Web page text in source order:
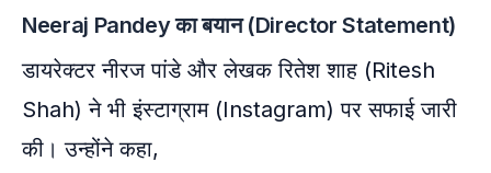
Neeraj Pandey का बयान (Director Statement)
डायरेक्टर नीरज पांडे और लेखक रितेश शाह (Ritesh
Shah) ने भी इंस्टाग्राम (Instagram) पर सफाई जारी
की। उन्होंने कहा,